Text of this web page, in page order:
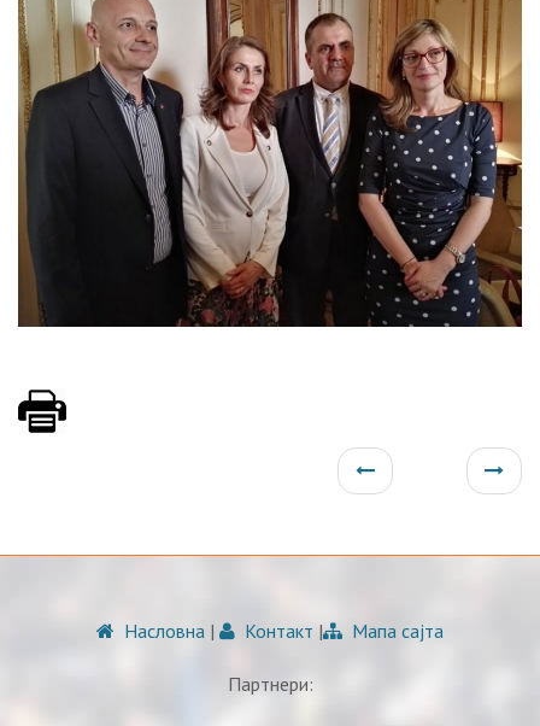
Насловна | Контакт | Мапа сајта
Партнери: